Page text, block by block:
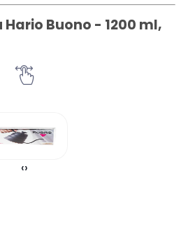
Buono - 1200 ml,
‹›